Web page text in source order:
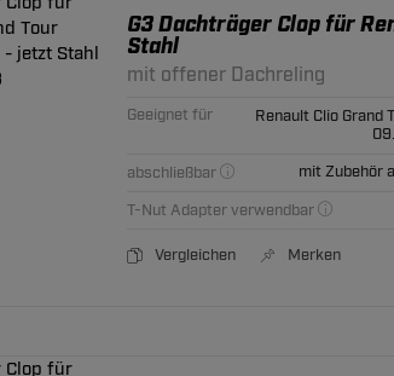
G3 Dachträger Clop für
Stahl
mit offener Dachreling
Geeignet für
Renault Clio Grand
abschließbar
mit Zubehör
T-Nut Adapter verwendbar
Vergleichen Merken